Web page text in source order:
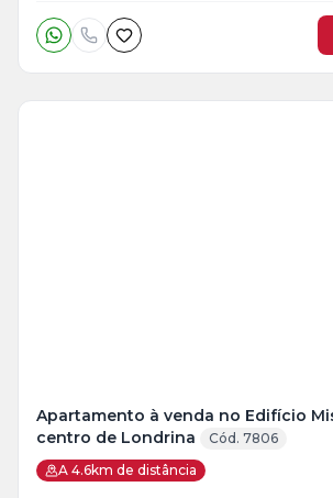
Apartamento à venda no Edifício
centro de Londrina
Cód. 7806
A 4.6km de distância